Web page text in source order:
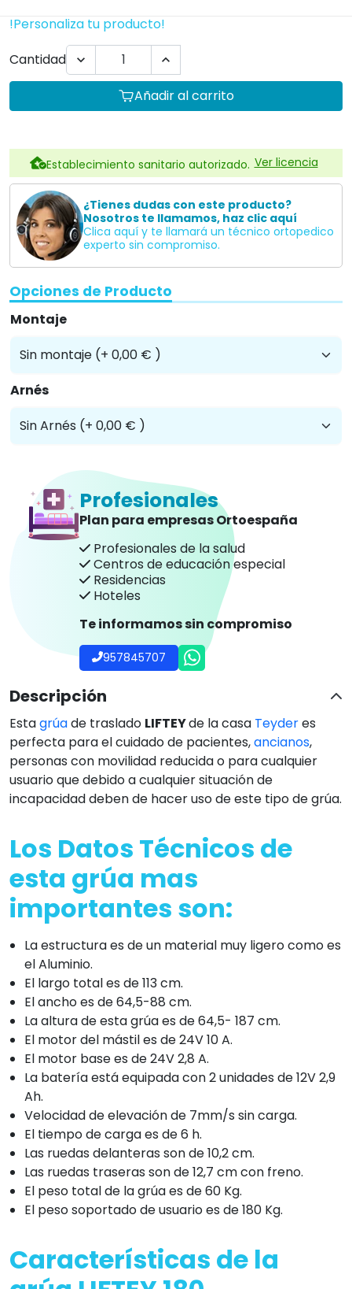
!Personaliza tu producto!
Cantidad
 
Añadir al carrito
Establecimiento sanitario autorizado. Ver licencia
¿Tienes dudas con este producto?
Nosotros te llamamos, haz clic aquí
Clica aquí y te llamará un técnico ortopedico
experto sin compromiso.
Opciones de Producto
Montaje
Arnés
Profesionales
Plan para empresas Ortoespaña
Profesionales de la salud
Centros de educación especial
Residencias
Hoteles
Te informamos sin compromiso
957845707
Descripción
Estagrúade traslado LIFTEYde la casa Teyderes
perfecta para el cuidado de pacientes,ancianos,
personas con movilidad reducida o para cualquier
usuario que debido a cualquier situación de
incapacidad deben de hacer uso de este tipo de grúa.
Los Datos Técnicos de
esta grúa mas
importantes son:
La estructura es de un material muy ligero como es
el Aluminio.
El largo total es de 113 cm.
El ancho es de 64,5-88 cm.
La altura de esta grúa es de 64,5- 187 cm.
El motor del mástil es de 24V 10 A.
El motor base es de 24V 2,8 A.
La batería está equipada con 2 unidades de 12V 2,9
Ah.
Velocidad de elevación de 7mm/s sin carga.
El tiempo de carga es de 6 h.
Las ruedas delanteras son de 10,2 cm.
Las ruedas traseras son de 12,7 cm con freno.
El peso total de la grúa es de 60 Kg.
El peso soportado de usuario es de 180 Kg.
Características de la